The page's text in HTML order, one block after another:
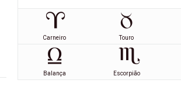
Carneiro Touro
Balança Escorpião